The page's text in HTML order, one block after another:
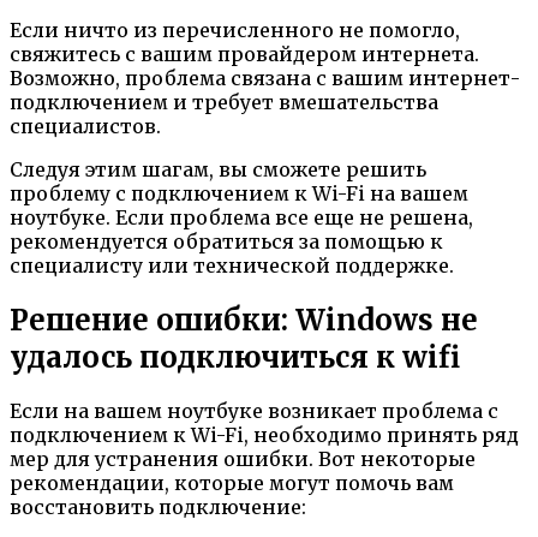
Если ничто из перечисленного не помогло,
свяжитесь с вашим провайдером интернета.
Возможно, проблема связана с вашим интернет-
подключением и требует вмешательства
специалистов.
Следуя этим шагам, вы сможете решить
проблему с подключением к Wi-Fi на вашем
ноутбуке. Если проблема все еще не решена,
рекомендуется обратиться за помощью к
специалисту или технической поддержке.
Решение ошибки: Windows не
удалось подключиться к wifi
Если на вашем ноутбуке возникает проблема с
подключением к Wi-Fi, необходимо принять ряд
мер для устранения ошибки. Вот некоторые
рекомендации, которые могут помочь вам
восстановить подключение: